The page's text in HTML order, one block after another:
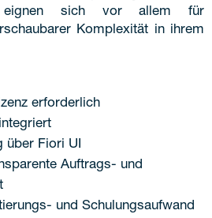
eignen sich vor allem für
Komplexität in ihrem
erforderlich
über Fiori UI
Auftrags- und
und Schulungsaufwand